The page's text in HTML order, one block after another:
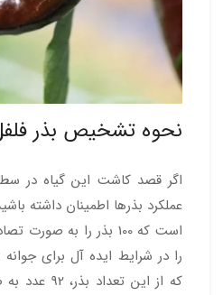
نحوه تشخیص بذر
اگر قصد کاشت این گیاه در
عملکرد بذرها اطمینان داشته
است که 100 بذر را به
را در شرایط ایده آل برای
که از این